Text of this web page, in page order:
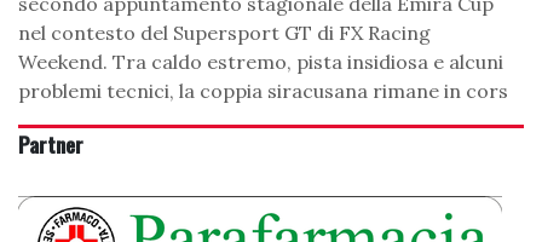
nel contesto del Supersport GT di FX Racing
Weekend. Tra caldo estremo, pista insidiosa e alcuni
problemi tecnici, la coppia siracusana rimane in cors
Partner